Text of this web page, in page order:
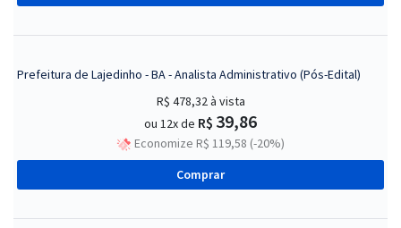
Prefeitura de Lajedinho - BA - Analista Administrativo (Pós-Edital)
R$ 478,32à vista
ou 12x de R$ 39,86
Economize R$ 119,58 (-20%)
Comprar